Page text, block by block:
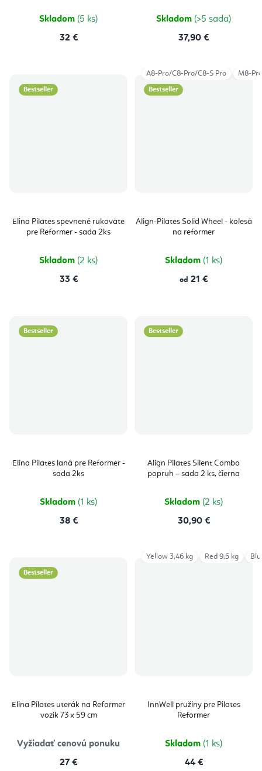
Skladom (5 ks)
32 €
Skladom (>5 sada)
37,90 €
Bestseller
Elina Pilates spevnené rukoväte
pre Reformer - sada 2ks
Skladom (2 ks)
33 €
Bestseller
Align-Pilates Solid Wheel - kolesá
na reformer
Skladom (1 ks)
od 21 €
A8-Pro/C8-Pro/C8-S Pro M8-Pro
Bestseller
Elina Pilates laná pre Reformer -
sada 2ks
Skladom (1 ks)
38 €
Bestseller
Align Pilates Silent Combo
popruh – sada 2 ks, čierna
Skladom (2 ks)
30,90 €
Bestseller
Elina Pilates uterák na Reformer
vozík 73 x 59 cm
Vyžiadať cenovú ponuku
27 €
InnWell pružiny pre Pilates
Reformer
Skladom (1 ks)
44 €
Yellow 3,46 kg Red 9,5 kg